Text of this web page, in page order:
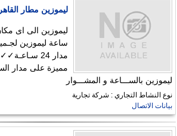
ليموزين مطار
ساعة ليموزين
مدار 24
مميزة على مدار
ليموزين بالســـاعة و المشـــوار
نوع النشاط التجاري : شركة تجارية
بيانات الاتصال